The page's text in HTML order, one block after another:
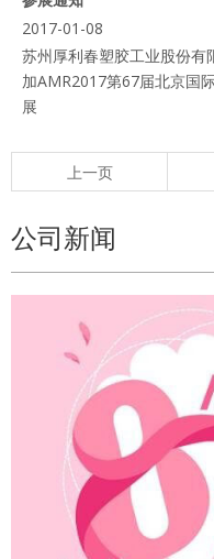
2017-01-08
苏州厚利春塑胶工业股份
加AMR2017第67届北京国
展
上一页
公司新闻